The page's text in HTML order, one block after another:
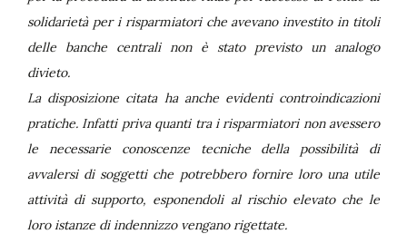
solidarietà per i risparmiatori che avevano investito in titoli
delle banche centrali non è stato previsto un analogo
divieto.
La disposizione citata ha anche evidenti controindicazioni
pratiche. Infatti priva quanti tra i risparmiatori non avessero
le necessarie conoscenze tecniche della possibilità di
avvalersi di soggetti che potrebbero fornire loro una utile
attività di supporto, esponendoli al rischio elevato che le
loro istanze di indennizzo vengano rigettate.